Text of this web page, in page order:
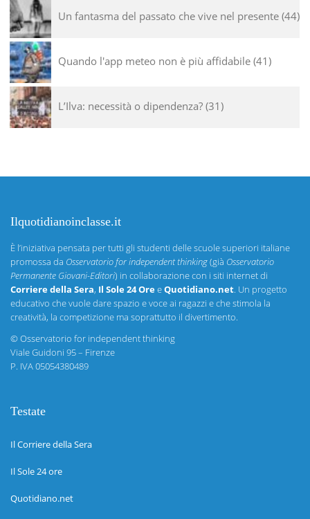
Un fantasma del passato che vive nel presente 44
Quando l'app meteo non è più affidabile 41
L’Ilva: necessità o dipendenza? 31
Ilquotidianoinclasse.it
È l’iniziativa pensata per tutti gli studenti delle scuole superiori italiane
promossa da Osservatorio for independent thinking(già Osservatorio
Permanente Giovani-Editori) in collaborazione con i siti internet di
Corriere della Sera, Il Sole 24 OreeQuotidiano.net. Un progetto
educativo che vuole dare spazio e voce ai ragazzi e che stimola la
creatività, la competizione ma soprattutto il divertimento.
©Osservatorio for independent thinking
Viale Guidoni 95 – Firenze
P. IVA 05054380489
Testate
Il Corriere della Sera
Il Sole 24 ore
Quotidiano.net